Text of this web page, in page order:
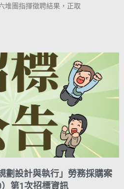
堆團指揮徵聘結果，正取
劃設計與執行」勞務採購案
）第1次招標資訊